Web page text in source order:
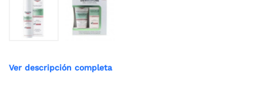
Ver descripción completa